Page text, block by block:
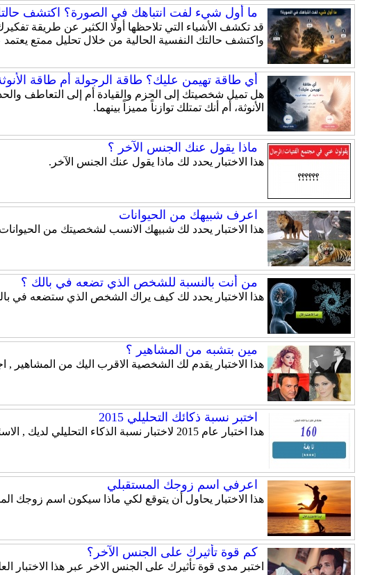
ما أول شيء لفت انتباهك في الصورة؟ اكتشف حالتك
قد تكشف الأشياء التي تلاحظها أولًا الكثير عن طريقة
واكتشف حالتك النفسية الحالية من خلال تحليل ممتع
أي طاقة تهيمن عليك؟ طاقة الرجولة أم طاقة
الأنوثة، أم أنك تمتلك توازناً مميزاً بينهما.
ماذا يقول عنك الجنس الآخر ؟
هذا الاختبار يحدد لك ماذا يقول عنك الجنس الآخر.
اعرف شبيهك من الحيوانات
هذا الاختبار يحدد لك شبيهك الانسب لشخصيتك من
من أنت بالنسبة للشخص الذي تضعه في بالك ؟
هذا الاختبار يحدد لك كيف يراك الشخص الذي ستضعه في
مين بتشبه من المشاهير ؟
هذا الاختبار يقدم لك الشخصية الاقرب اليك من
اختبر نسبة ذكائك التحليلي 2015
هذا اختبار عام 2015 لاختبار نسبة الذكاء التحليلي لديك , الاسئلة موضوعة بكل عناية وتحتاج الى تركيز كبير منك لاجتياز هذا الاختبار.
اعرفي اسم زوجك المستقبلي
هذا الاختبار يحاول أن يتوقع لكي ماذا سيكون اسم زوجك
كم قوة تأثيرك على الجنس الآخر؟
اختبر مدى قوة تأثيرك على الجنس الاخر عبر هذا الاختبار